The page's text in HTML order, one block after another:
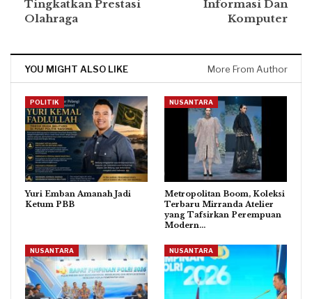
Tingkatkan Prestasi
Olahraga
Informasi Dan
Komputer
YOU MIGHT ALSO LIKE More From Author
POLITIK
Yuri Emban Amanah Jadi
Ketum PBB
NUSANTARA
Metropolitan Boom, Koleksi
Terbaru Mirranda Atelier
yang Tafsirkan Perempuan
Modern…
NUSANTARA NUSANTARA